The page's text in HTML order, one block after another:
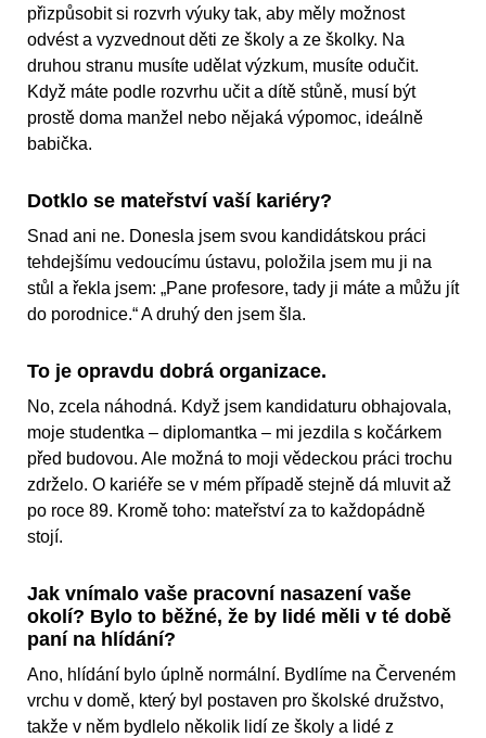
přizpůsobit si rozvrh výuky tak, aby měly možnost
odvést a vyzvednout děti ze školy a ze školky. Na
druhou stranu musíte udělat výzkum, musíte odučit.
Když máte podle rozvrhu učit a dítě stůně, musí být
prostě doma manžel nebo nějaká výpomoc, ideálně
babička.
Dotklo se mateřství vaší kariéry?
Snad ani ne. Donesla jsem svou kandidátskou práci
tehdejšímu vedoucímu ústavu, položila jsem mu ji na
stůl a řekla jsem: „Pane profesore, tady ji máte a můžu jít
do porodnice.“ A druhý den jsem šla.
To je opravdu dobrá organizace.
No, zcela náhodná. Když jsem kandidaturu obhajovala,
moje studentka – diplomantka – mi jezdila s kočárkem
před budovou. Ale možná to moji vědeckou práci trochu
zdrželo. O kariéře se v mém případě stejně dá mluvit až
po roce 89. Kromě toho: mateřství za to každopádně
stojí.
Jak vnímalo vaše pracovní nasazení vaše
okolí? Bylo to běžné, že by lidé měli v té době
paní na hlídání?
Ano, hlídání bylo úplně normální. Bydlíme na Červeném
vrchu v domě, který byl postaven pro školské družstvo,
takže v něm bydlelo několik lidí ze školy a lidé z